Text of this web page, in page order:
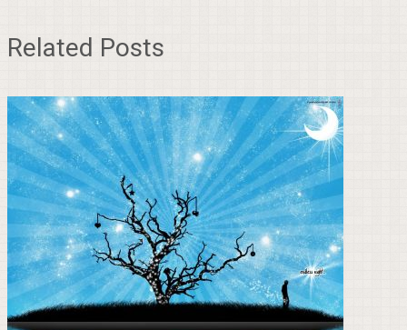
Related Posts